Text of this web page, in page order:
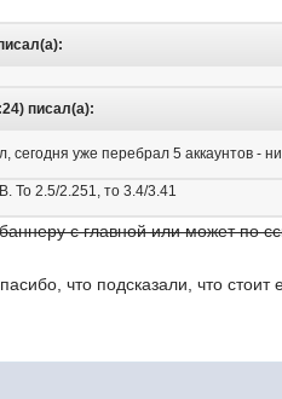
писал(а):
сегодня уже перебрал 5 аккаунтов -
То 2.5/2.251, то 3.4/3.41
с главной или может по
что подсказали, что стоит